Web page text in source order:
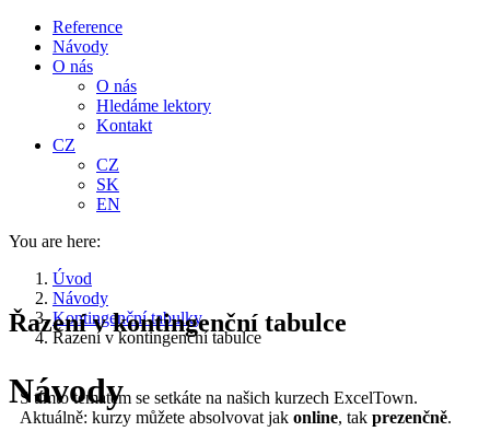
Reference
Návody
O nás
O nás
Hledáme lektory
Kontakt
CZ
CZ
SK
EN
You are here:
Úvod
Návody
Kontingenční tabulky
Řazení v kontingenční tabulce
Návody
Řazení v kontingenční tabulce
S tímto tématem se setkáte na našich kurzech ExcelTown.
Aktuálně: kurzy můžete absolvovat jak online, tak prezenčně.